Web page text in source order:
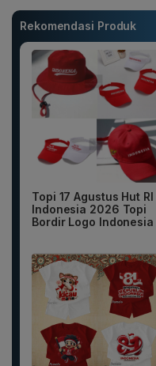
Rekomendasi Produk
Topi 17 Agustus Hut RI
Indonesia 2026 Topi
Bordir Logo Indonesia